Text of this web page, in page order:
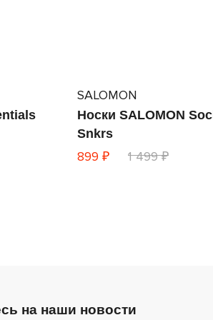
SALOMON
Носки SALOMON
Snkrs
899 ₽ 1 499 ₽
на наши новости